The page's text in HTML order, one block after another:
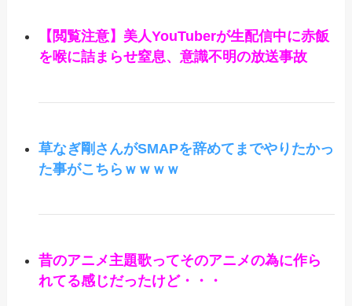
【閲覧注意】美人YouTuberが生配信中に赤飯
を喉に詰まらせ窒息、意識不明の放送事故
草なぎ剛さんがSMAPを辞めてまでやりたかっ
た事がこちらｗｗｗｗ
昔のアニメ主題歌ってそのアニメの為に作ら
れてる感じだったけど・・・